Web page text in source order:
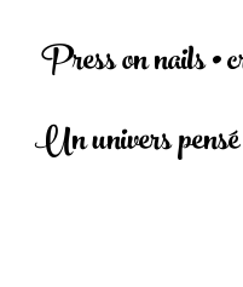
Press on nails •
Un univers